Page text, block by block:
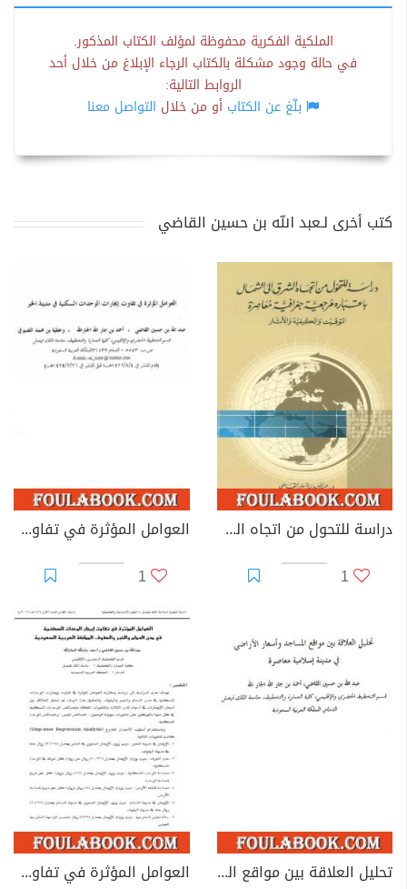
الملكية الفكرية محفوظة لمؤلف الكتاب المذكور.
في حالة وجود مشكلة بالكتاب الرجاء الإبلاغ من خلال أحد
الروابط التالية:
بلّغ عن الكتاب أو من خلال التواصل معنا
كتب أخرى لـعبد الله بن حسين القاضي
دراسة للتحول من اتجاه الشرق إلى الشمال باعتباره مرجعية جغرافية معاصرة: التوقيت والكيفية والآثار
1
العوامل المؤثرة في تفاوت إيجارات الوحدات السكنية في مدينة الخبر
1
تحليل العلاقة بين مواقع المساجد وأسعار الأراضي في مدينة إسلامية معاصرة العوامل المؤثرة في تفاوت إيجار الوحدات السكنية في مدن الدمام والخبر والهفوف، المملكة العربية السعودية